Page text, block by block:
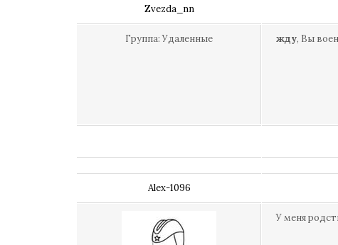
Zvezda_nn
Группа: Удаленные жду, Вы
Alex-1096
У меня